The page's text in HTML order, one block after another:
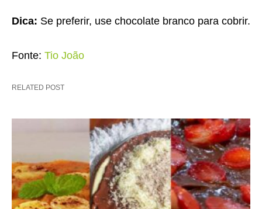
Dica: Se preferir, use chocolate branco para cobrir.
Fonte: Tio João
RELATED POST